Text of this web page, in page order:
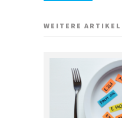
WEITERE ARTIKEL